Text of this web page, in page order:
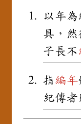
以年
具，
子長不
指 編年
紀傳